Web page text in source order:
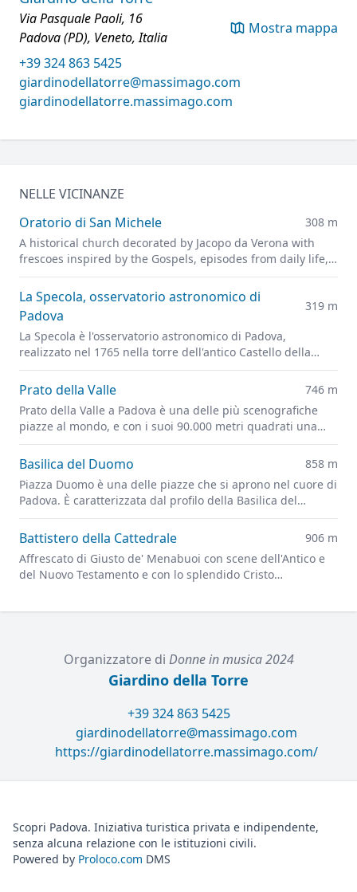
Via Pasquale Paoli, 16
Padova (PD), Veneto, Italia
Mostra mappa
+39 324 863 5425
giardinodellatorre@massimago.com
giardinodellatorre.massimago.com
NELLE VICINANZE
Oratorio di San Michele
308 m
A historical church decorated by Jacopo da Verona with
frescoes inspired by the Gospels, episodes from daily life,
and portraits of leading figures of fourteenth-century
Padua
La Specola, osservatorio astronomico di
Padova
319 m
La Specola è l'osservatorio astronomico di Padova,
realizzato nel 1765 nella torre dell'antico Castello della
città.
Prato della Valle
746 m
Prato della Valle a Padova è una delle più scenografiche
piazze al mondo, e con i suoi 90.000 metri quadrati una
delle più grandi d'Europa.
Basilica del Duomo
858 m
Piazza Duomo è una delle piazze che si aprono nel cuore di
Padova. È caratterizzata dal profilo della Basilica del
Duomo, con il Battistero e il Palazzo Vescovile.
Battistero della Cattedrale
906 m
Affrescato di Giusto de' Menabuoi con scene dell'Antico e
del Nuovo Testamento e con lo splendido Cristo
Organizzatore di Donne in musica 2024
Giardino della Torre
+39 324 863 5425
giardinodellatorre@massimago.com
https://giardinodellatorre.massimago.com/
Scopri Padova. Iniziativa turistica privata e indipendente,
senza alcuna relazione con le istituzioni civili.
Powered by Proloco.com DMS